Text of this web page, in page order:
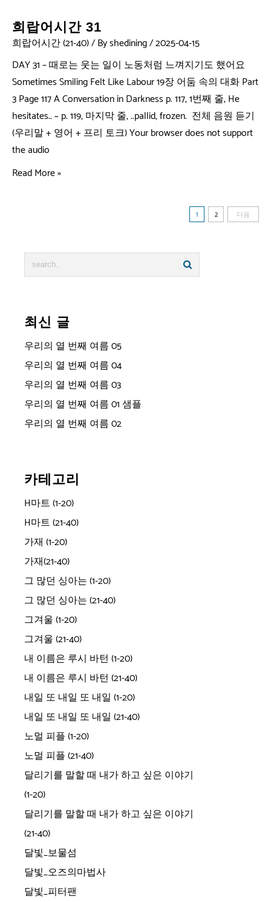
희랍어시간 31
희랍어시간 (21-40)/ Byshedining/2025-04-15
DAY 31 – 때로는 웃는 일이 노동처럼 느껴지기도 했어요
Sometimes Smiling Felt Like Labour 19장 어둠 속의 대화 Part
3 Page 117 A Conversation in Darkness p. 117, 1번째 줄, He
hesitates.. ~ p. 119, 마지막 줄, ..pallid, frozen. 전체 음원 듣기
(우리말 + 영어 + 프리 토크) Your browser does not support
the audio
Read More »
1 2 다음
최신 글
우리의 열 번째 여름 05
우리의 열 번째 여름 04
우리의 열 번째 여름 03
우리의 열 번째 여름 01 샘플
우리의 열 번째 여름 02
카테고리
H마트 (1-20)
H마트 (21-40)
가재 (1-20)
가재(21-40)
그 많던 싱아는 (1-20)
그 많던 싱아는 (21-40)
그겨울 (1-20)
그겨울 (21-40)
내 이름은 루시 바턴 (1-20)
내 이름은 루시 바턴 (21-40)
내일 또 내일 또 내일 (1-20)
내일 또 내일 또 내일 (21-40)
노멀 피플 (1-20)
노멀 피플 (21-40)
달리기를 말할 때 내가 하고 싶은 이야기
(1-20)
달리기를 말할 때 내가 하고 싶은 이야기
(21-40)
달빛_보물섬
달빛_오즈의마법사
달빛_피터팬